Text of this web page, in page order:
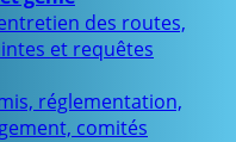
des routes,
et requêtes
réglementation,
comités